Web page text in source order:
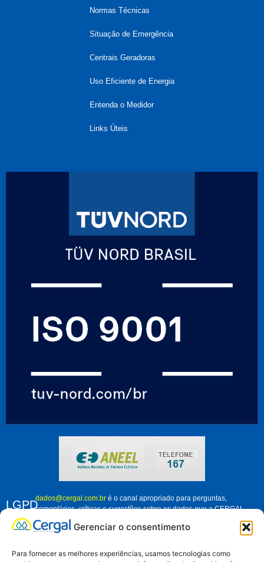
Gerenciar o consentimento
Para fornecer as melhores experiências, usamos tecnologias como
Normas Técnicas
Situação de Emergência
Centrais Geradoras
Uso Eficiente de Energia
Entenda o Medidor
Links Úteis
LGPDdados@cergal.com.bré o canal apropriado para perguntas,
comentários, críticas e sugestões sobre os dados que a CERGAL
trata. Fique à vontade para nos contatar e nos ajudar a melhorar
como organização, em relação ao tratamento dos dados pessoais de